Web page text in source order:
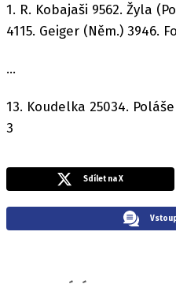
1. R. Kobajaši 9562. Žyla
4115. Geiger (Něm.) 3946.
...
13. Koudelka 25034.
3
Sdílet na X